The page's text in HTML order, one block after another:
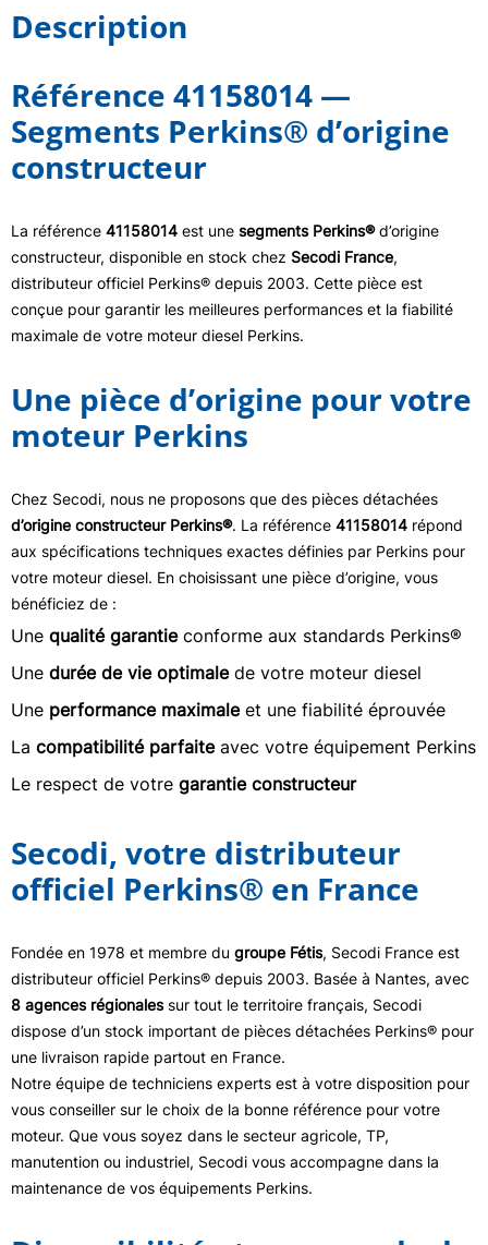
Description
Référence 41158014 —
Segments Perkins® d’origine
constructeur
La référence 41158014 est une segments Perkins®d’origine
constructeur, disponible en stock chez Secodi France,
distributeur officiel Perkins® depuis 2003. Cette pièce est
conçue pour garantir les meilleures performances et la fiabilité
maximale de votre moteur diesel Perkins.
Une pièce d’origine pour votre
moteur Perkins
Chez Secodi, nous ne proposons que des pièces détachées
d’origine constructeur Perkins®. La référence 41158014 répond
aux spécifications techniques exactes définies par Perkins pour
votre moteur diesel. En choisissant une pièce d’origine, vous
bénéficiez de :
Une qualité garantieconforme aux standards Perkins®
Une durée de vie optimalede votre moteur diesel
Une performance maximaleet une fiabilité éprouvée
La compatibilité parfaiteavec votre équipement Perkins
Le respect de votre garantie constructeur
Secodi, votre distributeur
officiel Perkins® en France
Fondée en 1978 et membre du groupe Fétis, Secodi France est
distributeur officiel Perkins® depuis 2003. Basée à Nantes, avec
8 agences régionalessur tout le territoire français, Secodi
dispose d’un stock important de pièces détachées Perkins® pour
une livraison rapide partout en France.
Notre équipe de techniciens experts est à votre disposition pour
vous conseiller sur le choix de la bonne référence pour votre
moteur. Que vous soyez dans le secteur agricole, TP,
manutention ou industriel, Secodi vous accompagne dans la
maintenance de vos équipements Perkins.